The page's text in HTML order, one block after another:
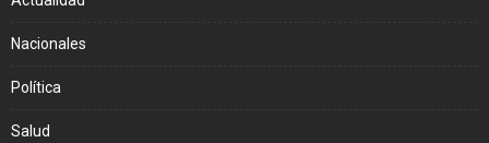
Nacionales
Política
Salud